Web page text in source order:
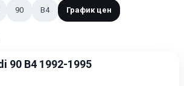
90 B4 График цен
90 B4 1992-1995